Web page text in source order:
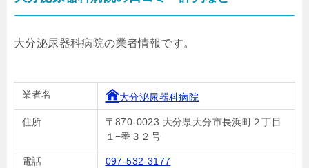
大分泌尿器科病院の業者情報です。
業者名 大分泌尿器科病院
住所
〒870-0023 大分県大分市長浜町２丁目
１−番３２号
電話 097-532-3177